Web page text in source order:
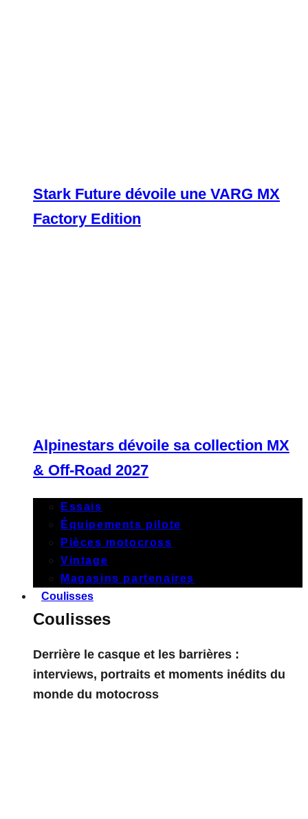
Stark Future dévoile une VARG MX
Factory Edition
Alpinestars dévoile sa collection MX
& Off-Road 2027
Essais
Équipements pilote
Pièces motocross
Vintage
Magasins partenaires
Coulisses
Coulisses
Derrière le casque et les barrières :
interviews, portraits et moments inédits du
monde du motocross